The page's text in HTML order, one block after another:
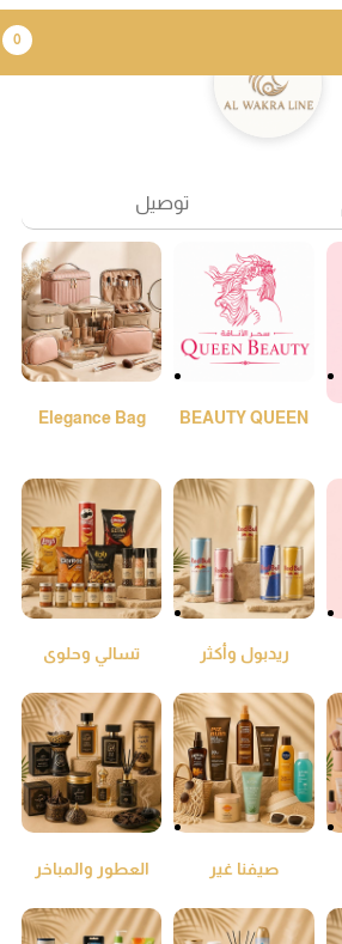
0
توصيل
BEAUTY QUEEN
Elegance Bag
ريدبول وأكثر تسالي وحلوى
صيفنا غير
العطور والمباخر